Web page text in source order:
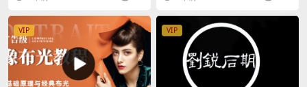
VIP VIP